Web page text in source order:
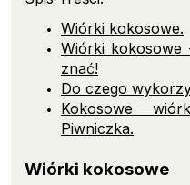
Wiórki kokosowe.
Wiórki kokosowe
znać!
Do czego
Kokosowe
Piwniczka.
Wiórki kokosowe